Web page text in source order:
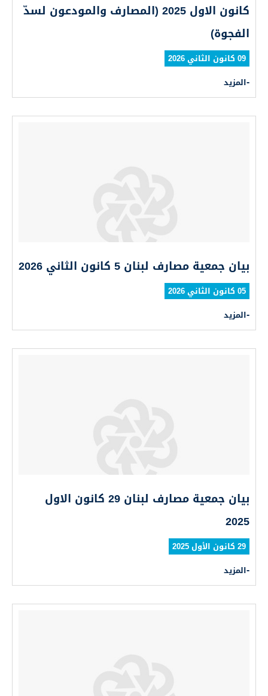
كانون الاول 2025 (المصارف والمودعون لسدّ
الفجوة)
09 كانون الثاني 2026
المزيد
بيان جمعية مصارف لبنان 5 كانون الثاني 2026
05 كانون الثاني 2026
المزيد
بيان جمعية مصارف لبنان 29 كانون الاول
2025
29 كانون الأول 2025
المزيد